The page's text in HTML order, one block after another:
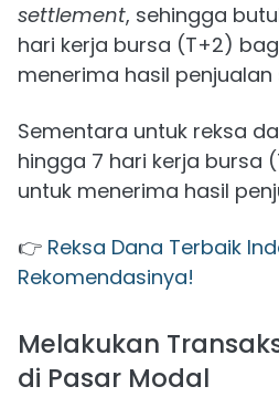
settlement, sehingga
hari kerja bursa (T+2)
menerima hasil
Sementara untuk reksa
hingga 7 hari kerja bursa
untuk menerima hasil
👉 Reksa Dana Terbaik
Rekomendasinya!
Melakukan
di Pasar Modal